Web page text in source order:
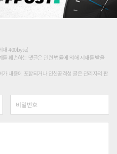
대 400byte)
훼손하는 댓글은 관련 법률에 의해 제재를 받을
내용에 포함되거나 인신공격성 글은 관리자의 판